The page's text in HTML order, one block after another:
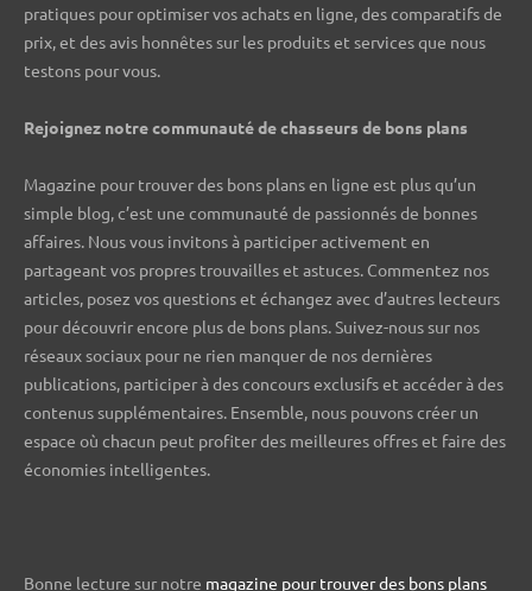
pratiques pour optimiser vos achats en ligne, des comparatifs de
prix, et des avis honnêtes sur les produits et services que nous
testons pour vous.
Rejoignez notre communauté de chasseurs de bons plans ️
Magazine pour trouver des bons plans en ligne est plus qu’un
simple blog, c’est une communauté de passionnés de bonnes
affaires. Nous vous invitons à participer activement en
partageant vos propres trouvailles et astuces. Commentez nos
articles, posez vos questions et échangez avec d’autres lecteurs
pour découvrir encore plus de bons plans. Suivez-nous sur nos
réseaux sociaux pour ne rien manquer de nos dernières
publications, participer à des concours exclusifs et accéder à des
contenus supplémentaires. Ensemble, nous pouvons créer un
espace où chacun peut profiter des meilleures offres et faire des
économies intelligentes.
Bonne lecture sur notre magazine pour trouver des bons plans